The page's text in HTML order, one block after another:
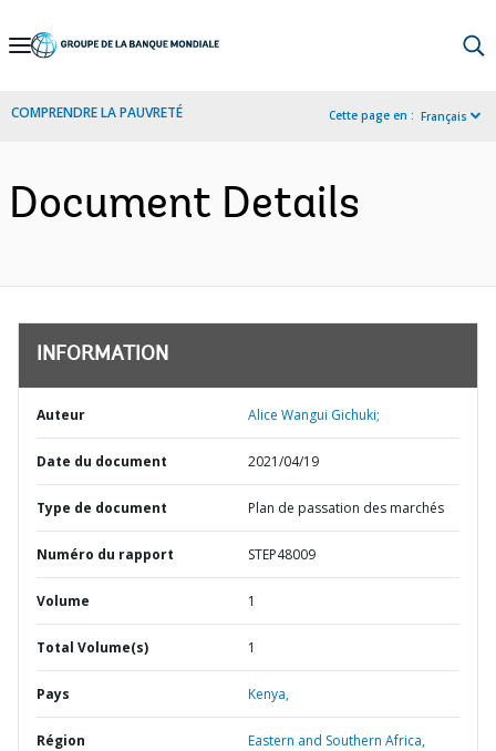
Skip
Navigation
COMPRENDRE LA PAUVRETÉ Cette page en : Français
Document Details
INFORMATION
Auteur Alice Wangui Gichuki;
Date du document 2021/04/19
Type de document Plan de passation des marchés
Numéro du rapport STEP48009
Volume 1
Total Volume(s) 1
Pays Kenya,
Région Eastern and Southern Africa,